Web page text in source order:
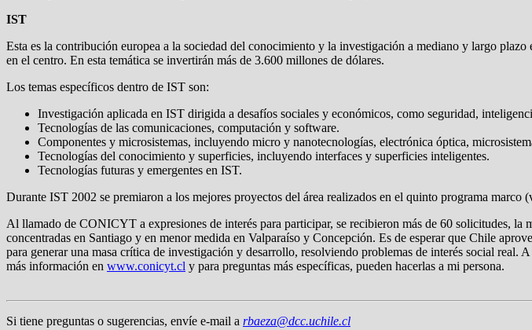
IST
Esta es la contribución europea a la sociedad del conocimiento y la investigación a mediano y largo
en el centro. En esta temática se invertirán más de 3.600 millones de dólares.
Los temas específicos dentro de IST son:
Investigación aplicada en IST dirigida a desafíos sociales y económicos, como seguridad,
Tecnologías de las comunicaciones, computación y software.
Componentes y microsistemas, incluyendo micro y nanotecnologías, electrónica óptica,
Tecnologías del conocimiento y superficies, incluyendo interfaces y superficies inteligentes.
Tecnologías futuras y emergentes en IST.
Durante IST 2002 se premiaron a los mejores proyectos del área realizados en el quinto programa marco
Al llamado de CONICYT a expresiones de interés para participar, se recibieron más de 60 solicitudes, la
concentradas en Santiago y en menor medida en Valparaíso y Concepción. Es de esperar que Chile
para generar una masa crítica de investigación y desarrollo, resolviendo problemas de interés social real.
más información en www.conicyt.cl y para preguntas más específicas, pueden hacerlas a mi persona.
Si tiene preguntas o sugerencias, envíe e-mail a rbaeza@dcc.uchile.cl